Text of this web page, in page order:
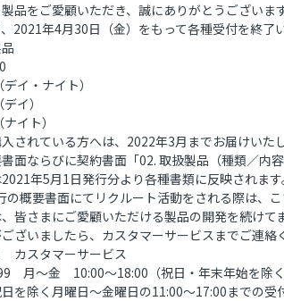
品をご愛顧いただき、誠にありがとうございます
2021年4月30日（金）をもって各種受付を終了
イ・ナイト）
イ）
イト）
されている方へは、2022年3月までお届けいたし
面ならびに契約書面「02. 取扱製品（種類／内
年5月1日発行分より各種書類に反映されます
概要書面にてリクルート活動をされる際は、
皆さまにご愛顧いただける製品の開発を続けて
ざいましたら、カスタマーサービスまでご連絡
カスタマーサービス
月～金 10:00～18:00（祝日・年末年始を除く
を除く月曜日～金曜日の11:00～17:00までの受